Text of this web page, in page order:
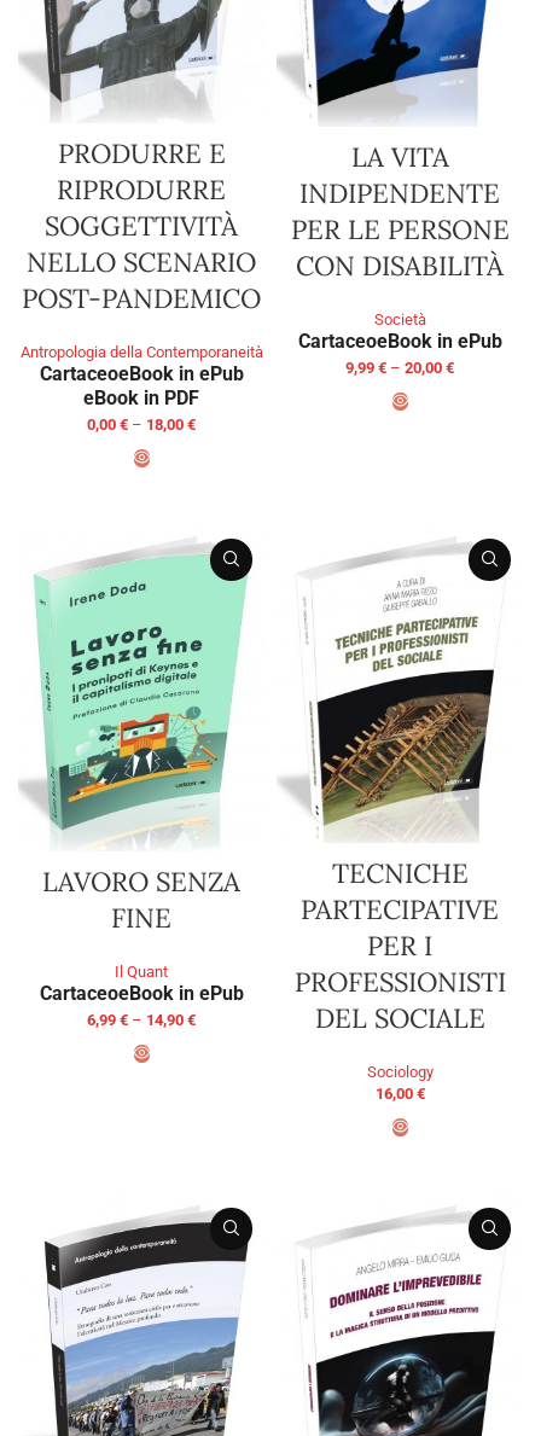
PRODURRE E
RIPRODURRE
SOGGETTIVITÀ
NELLO SCENARIO
POST-PANDEMICO
Antropologia della Contemporaneità
CartaceoeBook in ePub
eBook in PDF
0,00 € – 18,00 €
LA VITA
INDIPENDENTE
PER LE PERSONE
CON DISABILITÀ
Società
CartaceoeBook in ePub
9,99 € – 20,00 €
LAVORO SENZA
FINE
Il Quant
CartaceoeBook in ePub
6,99 € – 14,90 €
TECNICHE
PARTECIPATIVE
PER I
PROFESSIONISTI
DEL SOCIALE
Sociology
16,00 €